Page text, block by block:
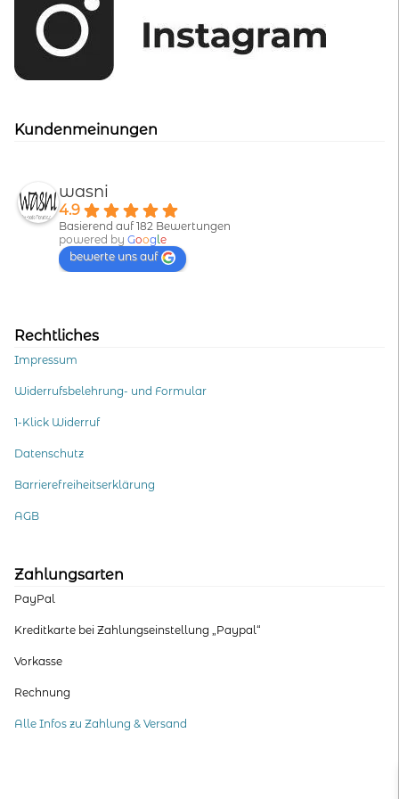
Kundenmeinungen
wasni
4.9
Basierend auf 182 Bewertungen
powered by Goog le
bewerte uns auf
Rechtliches
Impressum
Widerrufsbelehrung- und Formular
1-Klick Widerruf
Datenschutz
Barrierefreiheitserklärung
AGB
Zahlungsarten
PayPal
Kreditkarte bei Zahlungseinstellung „Paypal“
Vorkasse
Rechnung
Alle Infos zu Zahlung & Versand